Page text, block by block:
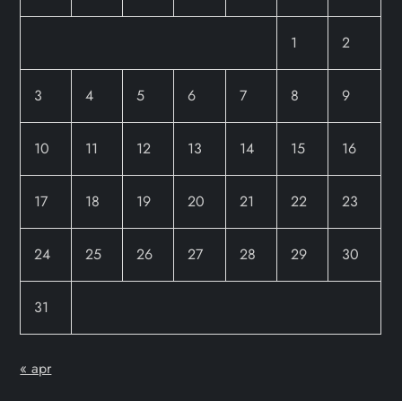
1 2
3 4 5 6 7 8 9
10 11 12 13 14 15 16
17 18 19 20 21 22 23
24 25 26 27 28 29 30
31
« apr